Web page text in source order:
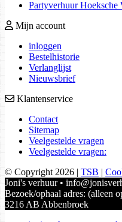
Partyverhuur Hoeksche
Mijn account
inloggen
Bestelhistorie
Verlanglijst
Nieuwsbrief
Klantenservice
Contact
Sitemap
Veelgestelde vragen
Veelgestelde vragen:
© Copyright 2026 | TSB |
Joni's verhuur •
Bezoek/ophaal adres: (alleen
3216 AB Abbenbroek